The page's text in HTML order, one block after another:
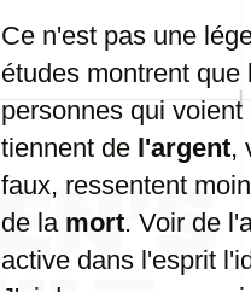
Ce n'est pas une
études montrent que
personnes qui voient
tiennent de l'argent,
faux, ressentent
de la mort. Voir de
active dans l'esprit